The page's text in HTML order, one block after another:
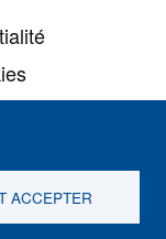
ACCEPTER
sur Youtube